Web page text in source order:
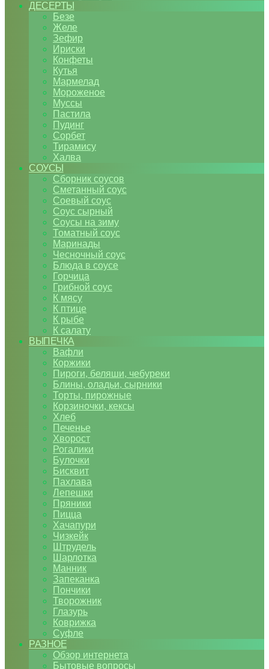
ДЕСЕРТЫ
Безе
Желе
Зефир
Ириски
Конфеты
Кутья
Мармелад
Мороженое
Муссы
Пастила
Пудинг
Сорбет
Тирамису
Халва
СОУСЫ
Сборник соусов
Сметанный соус
Соевый соус
Соус сырный
Соусы на зиму
Томатный соус
Маринады
Чесночный соус
Блюда в соусе
Горчица
Грибной соус
К мясу
К птице
К рыбе
К салату
ВЫПЕЧКА
Вафли
Коржики
Пироги, беляши, чебуреки
Блины, оладьи, сырники
Торты, пирожные
Корзиночки, кексы
Хлеб
Печенье
Хворост
Рогалики
Булочки
Бисквит
Пахлава
Лепешки
Пряники
Пицца
Хачапури
Чизкейк
Штрудель
Шарлотка
Манник
Запеканка
Пончики
Творожник
Глазурь
Коврижка
Суфле
РАЗНОЕ
Обзор интернета
Бытовые вопросы